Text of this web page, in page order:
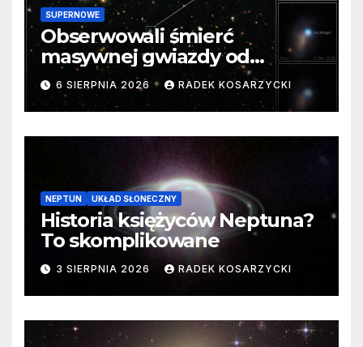
SUPERNOWE
Obserwowali śmierć
masywnej gwiazdy od
samego początku. Niezwykle
cenne dane
6 SIERPNIA 2026 RADEK KOSARZYCKI
NEPTUN UKŁAD SŁONECZNY
Historia księżyców Neptuna?
To skomplikowane
3 SIERPNIA 2026 RADEK KOSARZYCKI